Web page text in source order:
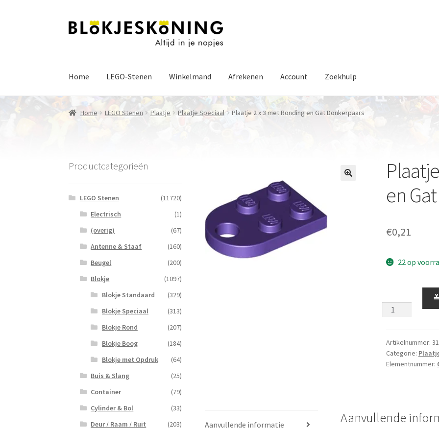
Ga
Ga
Home
LEGO-Stenen Winkelmand Afrekenen Account Zoekhulp
Home LEGO Stenen Plaatje Plaatje Speciaal Plaatje 2 x 3 met Ronding en Gat Donkerpaars
en
€0,21
22 op
2
met
Ronding
en
≚
Artikelnummer:
Categorie:
Elementnummer:
Aanvullende informatie Aanvullende
Productcategorieën
LEGO Stenen
(11720)
Electrisch
(1)
(overig)
(67)
Antenne & Staaf
(160)
Beugel
(200)
Blokje
(1097)
Blokje Standaard
(329)
Blokje Speciaal
(313)
Blokje Rond
(207)
Blokje Boog
(184)
Blokje met Opdruk
(64)
Buis & Slang
(25)
Container
(79)
Cylinder & Bol
(33)
Deur / Raam / Ruit
(203)